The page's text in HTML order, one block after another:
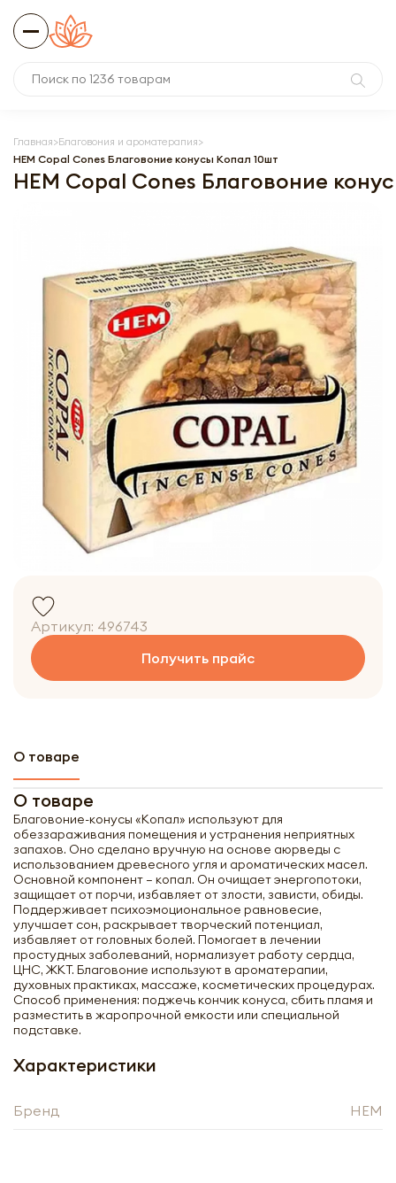
Главная Благовония и ароматерапия
HEM Copal Cones Благовоние конусы Копал 10шт
HEM Copal Cones Благовоние
Артикул: 496743
Получить прайс
О товаре
О товаре
Благовоние-конусы «Копал» используют для
обеззараживания помещения и устранения неприятных
запахов. Оно сделано вручную на основе аюрведы с
использованием древесного угля и ароматических масел.
Основной компонент – копал. Он очищает энергопотоки,
защищает от порчи, избавляет от злости, зависти, обиды.
Поддерживает психоэмоциональное равновесие,
улучшает сон, раскрывает творческий потенциал,
избавляет от головных болей. Помогает в лечении
простудных заболеваний, нормализует работу сердца,
ЦНС, ЖКТ. Благовоние используют в ароматерапии,
духовных практиках, массаже, косметических процедурах.
Способ применения: поджечь кончик конуса, сбить пламя и
разместить в жаропрочной емкости или специальной
подставке.
Характеристики
Бренд HEM